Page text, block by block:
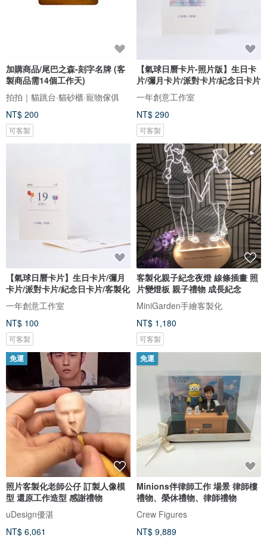
加購商品/尾巴之森-刻字名牌 (客
製商品需14個工作天)
拍拍｜貓跳台·貓砂櫃·寵物傢俱
NT$ 200
可客製
【氣球日曆卡片-照片版】生日卡
片/彌月卡片/派對卡片/紀念日卡片
一年創意工作室
NT$ 290
可客製
【氣球日曆卡片】生日卡片/彌月
卡片/派對卡片/紀念日卡片/客製化
一年創意工作室
NT$ 100
可客製
客製化親子紀念夜燈 線條插畫 照
片變燈板 親子禮物 成長紀念
MiniGarden手繪客製化
NT$ 1,180
可客製
免運
照片客製化老師公仔 訂製人像模
型 還原工作造型 感謝禮物
uDesign優湛
NT$ 6,061
免運
Minions伴律師工作 場景 律師樓
禮物、榮休禮物、律師禮物
Crew Figures
NT$ 9,889